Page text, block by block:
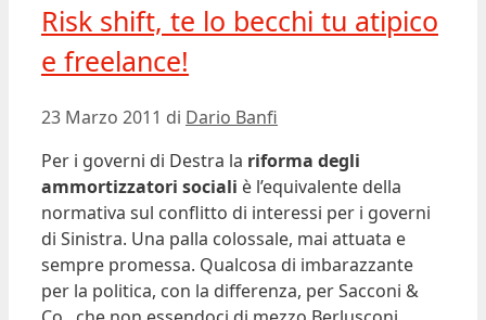
Risk shift, te lo becchi tu atipico
e freelance!
23 Marzo 2011 di Dario Banfi
Per i governi di Destra la riforma degli
ammortizzatori sociali è l’equivalente della
normativa sul conflitto di interessi per i governi
di Sinistra. Una palla colossale, mai attuata e
sempre promessa. Qualcosa di imbarazzante
per la politica, con la differenza, per Sacconi &